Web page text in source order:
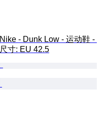
Nike - Dunk Low - 运动鞋 -
尺寸: EU 42.5